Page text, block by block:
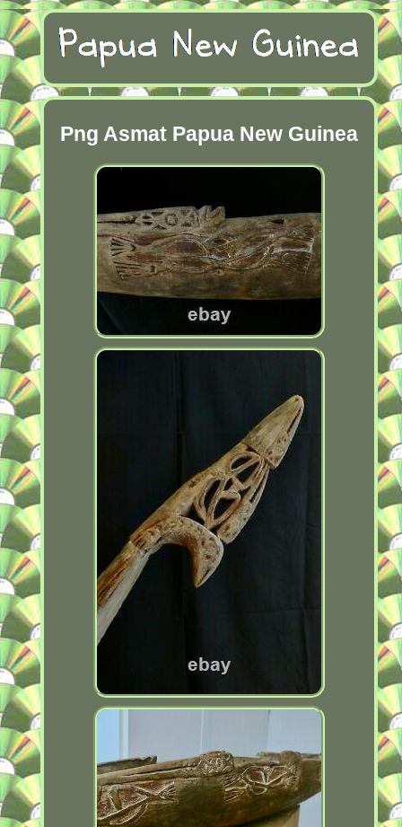
Png Asmat Papua New Guinea